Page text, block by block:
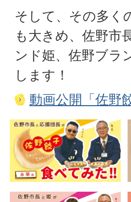
そして、その多く
も大きめ、佐野市
ンド姫、佐野ブラ
します！
動画公開「佐野